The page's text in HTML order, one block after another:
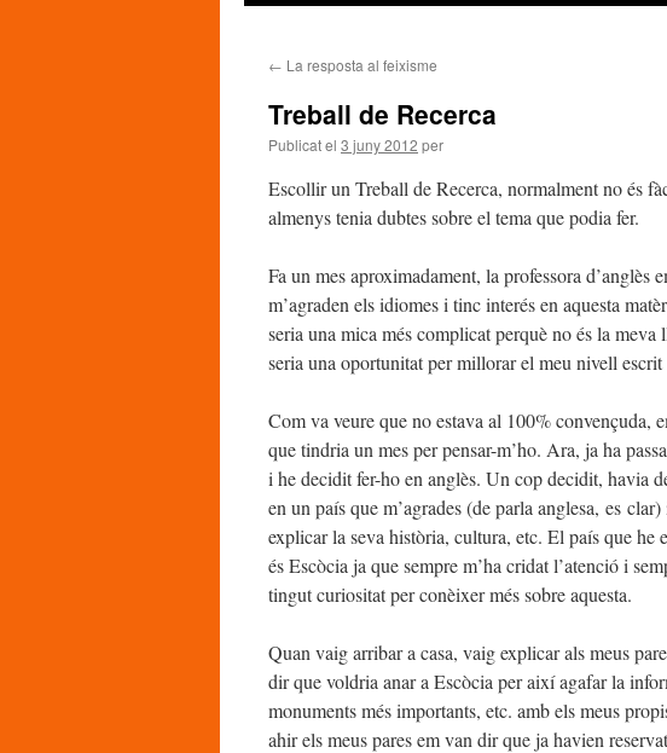
contingut
← La resposta al feixisme
Treball de Recerca
Publicat el 3 juny 2012 per
Escollir un Treball de Recerca, normalment no és
almenys tenia dubtes sobre el tema que podia fer.
Fa un mes aproximadament, la professora
m’agraden els idiomes i tinc interés en aquesta
seria una mica més complicat perquè no és la
seria una oportunitat per millorar el meu nivell
Com va veure que no estava al 100% convençuda,
que tindria un mes per pensar-m’ho. Ara, ja ha
i he decidit fer-ho en anglès. Un cop decidit, havia
en un país que m’agrades (de parla anglesa, es clar)
explicar la seva història, cultura, etc. El país que he
és Escòcia ja que sempre m’ha cridat l’atenció i
tingut curiositat per conèixer més sobre aquesta.
Quan vaig arribar a casa, vaig explicar als meus
dir que voldria anar a Escòcia per així agafar la
monuments més importants, etc. amb els meus
ahir els meus pares em van dir que ja havien